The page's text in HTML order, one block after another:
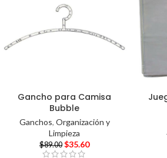
Gancho para Camisa
Bubble
Ganchos, Organización y
Limpieza
$89.00 $35.60